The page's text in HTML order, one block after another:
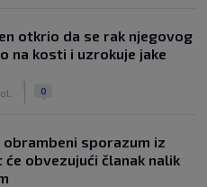
otkrio da se rak njegovog
na kosti i uzrokuje jake
0
obrambeni sporazum iz
će obvezujući članak nalik